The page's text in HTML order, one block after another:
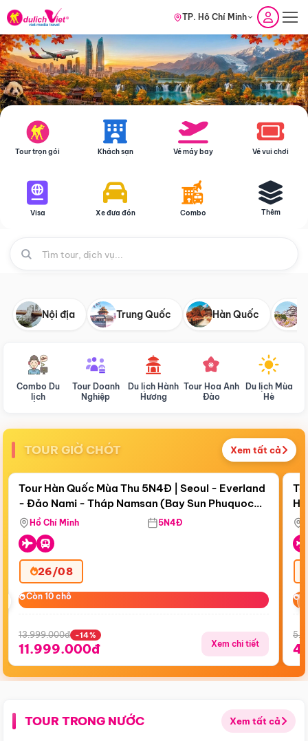
TP. Hồ Chí Minh
Tour trọn gói Khách sạn Vé máy bay Vé vui chơi
Visa Xe đưa đón Combo Thêm
Nội địa Trung Quốc Hàn Quốc
Combo Du
lịch
Tour Doanh
Nghiệp
Du lịch Hành
Hương
Tour Hoa Anh
Đào
Du lịch Mùa
Hè
TOUR GIỜ CHÓT Xem tất cả
Còn18 ngày 01:23:15
Bay Sun Phuquoc Airways
Điểm nổi bật
Tour Hàn Quốc Mùa Thu 5N4Đ | Seoul - Everland
- Đảo Nami - Tháp Namsan (Bay Sun Phuquoc
Airways)
Hồ Chí Minh 5N4Đ
26/08
Còn 10 chỗ
Còn 10 chỗ
13.999.000đ -14%
11.999.000đ Xem chi tiết
TOUR TRONG NƯỚC Xem tất cả
Điểm nổi bật